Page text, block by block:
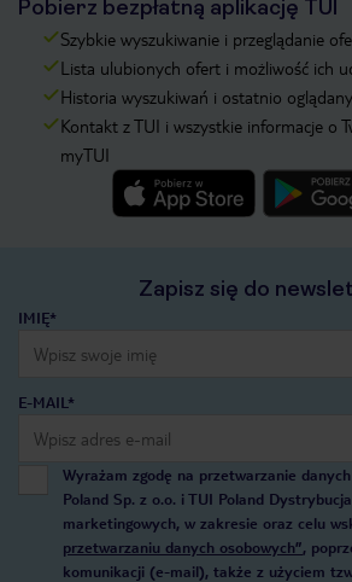
Pobierz bezpłatną aplikację TUI
Szybkie wyszukiwanie i przeglądanie
Lista ulubionych ofert i możliwość ich
Historia wyszukiwań i ostatnio
Kontakt z TUI i wszystkie informacje o
myTUI
Zapisz się do
IMIĘ*
E-MAIL*
Wyrażam zgodę na przetwarzanie
Poland Sp. z o.o. i TUI Poland
marketingowych, w zakresie oraz celu
przetwarzaniu danych osobowych”,
komunikacji (e-mail), także z użyciem